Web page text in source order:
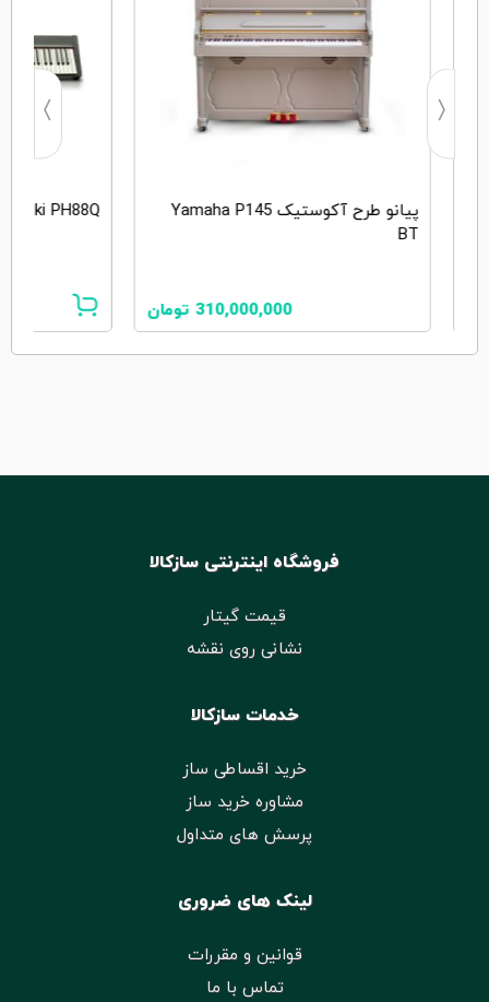
پیانو طرح آکوستیک Yamaha P145
BT
310,000,000 تومان
PH88Q
فروشگاه اینترنتی سازکالا
قیمت گیتار
نشانی روی نقشه
خدمات سازکالا
خرید اقساطی ساز
مشاوره خرید ساز
پرسش های متداول
لینک های ضروری
قوانین و مقررات
تماس با ما